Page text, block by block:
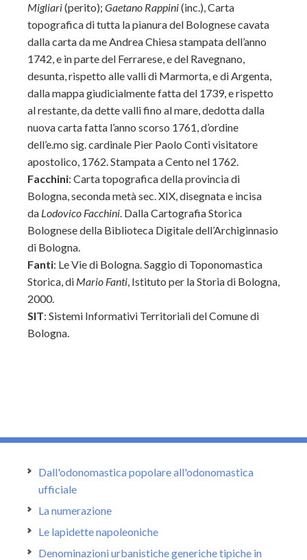
Migliari(perito); Gaetano Rappini(inc.), Carta
topografica di tutta la pianura del Bolognese cavata
dalla carta da me Andrea Chiesa stampata dell’anno
1742, e in parte del Ferrarese, e del Ravegnano,
desunta, rispetto alle valli di Marmorta, e di Argenta,
dalla mappa giudicialmente fatta del 1739, e rispetto
al restante, da dette valli fino al mare, dedotta dalla
nuova carta fatta l’anno scorso 1761, d’ordine
dell’e.mo sig. cardinale Pier Paolo Conti visitatore
apostolico, 1762. Stampata a Cento nel 1762.
Facchini: Carta topografica della provincia di
Bologna, seconda metà sec. XIX, disegnata e incisa
da Lodovico Facchini. Dalla Cartografia Storica
Bolognese della Biblioteca Digitale dell’Archiginnasio
di Bologna.
Fanti: Le Vie di Bologna. Saggio di Toponomastica
Storica, di Mario Fanti, Istituto per la Storia di Bologna,
2000.
SIT: Sistemi Informativi Territoriali del Comune di
Bologna.
Dall'odonomastica popolare all'odonomastica
ufficiale
La numerazione
Le lapidette napoleoniche
Denominazioni urbanistiche generiche tipiche in